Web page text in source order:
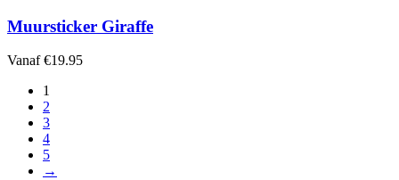
Muursticker Giraffe
Vanaf €19.95
1
2
3
4
5
→